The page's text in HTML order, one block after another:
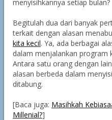
menyisihkannya setiap bulan?
Begitulah dua dari banyak
terkait dengan alasan
kita kecil. Ya, ada berbagai
dalam menjalankan program
Antara satu orang dengan
alasan berbeda dalam
ditabung.
[Baca juga: Masihkah
Millenial?]